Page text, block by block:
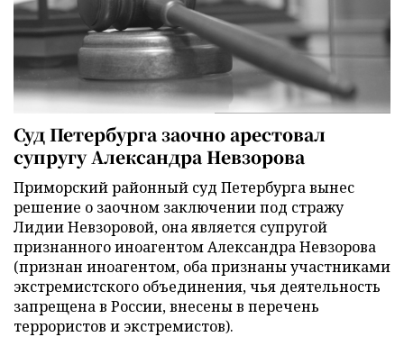
Суд Петербурга заочно арестовал
супругу Александра Невзорова
Приморский районный суд Петербурга вынес
решение о заочном заключении под стражу
Лидии Невзоровой, она является супругой
признанного иноагентом Александра Невзорова
(признан иноагентом, оба признаны участниками
экстремистского объединения, чья деятельность
запрещена в России, внесены в перечень
террористов и экстремистов).